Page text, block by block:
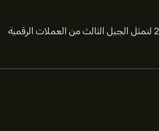
عملة ADA هي عملة رقمية أطلقتها منصة كاردانو عام 2017 لتمثل الجيل الثالث من العملات الرقمية